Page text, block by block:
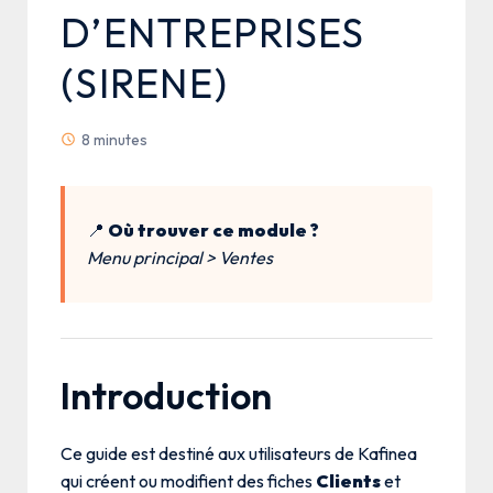
D’ENTREPRISES
(SIRENE)
8 minutes
📍 Où trouver ce module ?
Menu principal > Ventes
Introduction
Ce guide est destiné aux utilisateurs de Kafinea
qui créent ou modifient des fiches Clientset